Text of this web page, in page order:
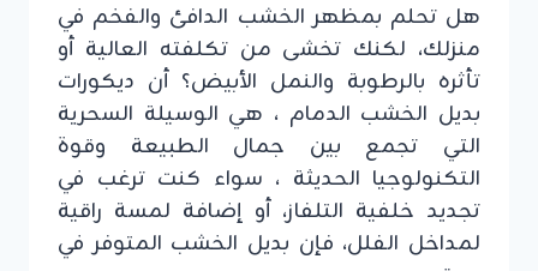
هل تحلم بمظهر الخشب الدافئ والفخم في
منزلك، لكنك تخشى من تكلفته العالية أو
تأثره بالرطوبة والنمل الأبيض؟ أن ديكورات
بديل الخشب الدمام ، هي الوسيلة السحرية
التي تجمع بين جمال الطبيعة وقوة
التكنولوجيا الحديثة ، سواء كنت ترغب في
تجديد خلفية التلفاز، أو إضافة لمسة راقية
لمداخل الفلل، فإن بديل الخشب المتوفر في